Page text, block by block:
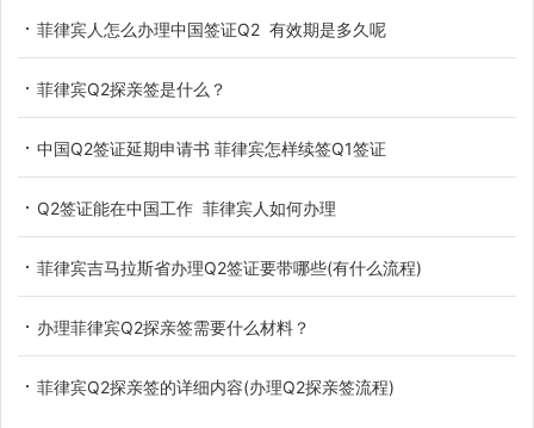
菲律宾人怎么办理中国签证Q2 有效期是多久呢
菲律宾Q2探亲签是什么？
中国Q2签证延期申请书 菲律宾怎样续签Q1签证
Q2签证能在中国工作 菲律宾人如何办理
菲律宾吉马拉斯省办理Q2签证要带哪些(有什么流程)
办理菲律宾Q2探亲签需要什么材料？
菲律宾Q2探亲签的详细内容(办理Q2探亲签流程)